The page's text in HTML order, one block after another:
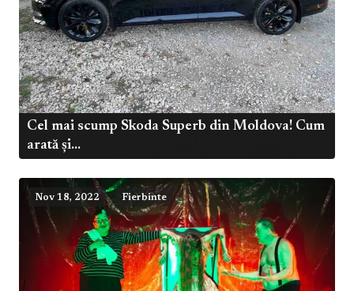
Cel mai scump Skoda Superb din Moldova! Cum
arată şi...
Nov 18, 2022 Fierbinte